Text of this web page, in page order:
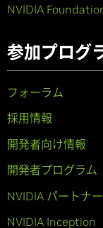
NVIDIA
参加プログ
フォーラム
採用情報
開発者向け情報
開発者プログラム
NVIDIA パートナ
NVIDIA Inception